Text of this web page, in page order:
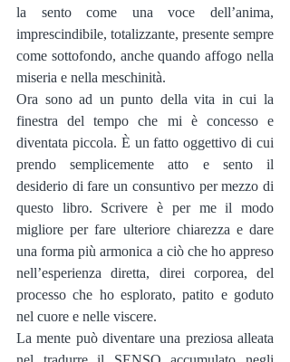
la sento come una voce dell’anima,
imprescindibile, totalizzante, presente sempre
come sottofondo, anche quando affogo nella
miseria e nella meschinità.
Ora sono ad un punto della vita in cui la
finestra del tempo che mi è concesso e
diventata piccola. È un fatto oggettivo di cui
prendo semplicemente atto e sento il
desiderio di fare un consuntivo per mezzo di
questo libro. Scrivere è per me il modo
migliore per fare ulteriore chiarezza e dare
una forma più armonica a ciò che ho appreso
nell’esperienza diretta, direi corporea, del
processo che ho esplorato, patito e goduto
nel cuore e nelle viscere.
La mente può diventare una preziosa alleata